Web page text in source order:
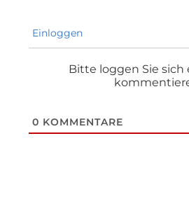
Einloggen
Bitte loggen Sie sich
0 KOMMENTARE